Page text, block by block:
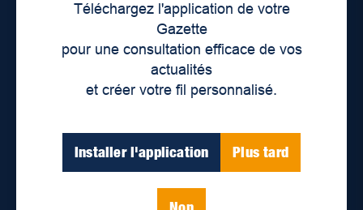
Téléchargez l'application de votre
Gazette
pour une consultation efficace de vos
actualités
et créer votre fil personnalisé.
Installer l'application Plus tard
Déontologie et confidentialité